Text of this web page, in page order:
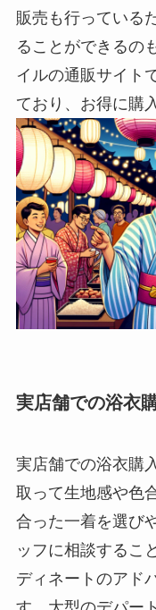
販売も行っている
ることができるの
イルの通販サイト
ており、お得に購
実店舗での浴衣
実店舗での浴衣購
取って生地感や色
合った一着を選び
ッフに相談するこ
ディネートのアド